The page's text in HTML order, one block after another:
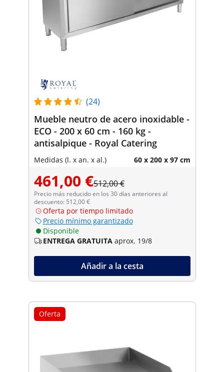
(24)
Mueble neutro de acero inoxidable -
ECO - 200 x 60 cm - 160 kg -
antisalpique - Royal Catering
Medidas (l. x an. x al.) 60 x 200 x 97 cm
461,00 €512,00 €
Precio más reducido en los 30 días anteriores al
descuento: 512,00 €
Oferta por tiempo limitado
Precio mínimo garantizado
Disponible
ENTREGA GRATUITA aprox. 19/8
Añadir a la cesta
Oferta